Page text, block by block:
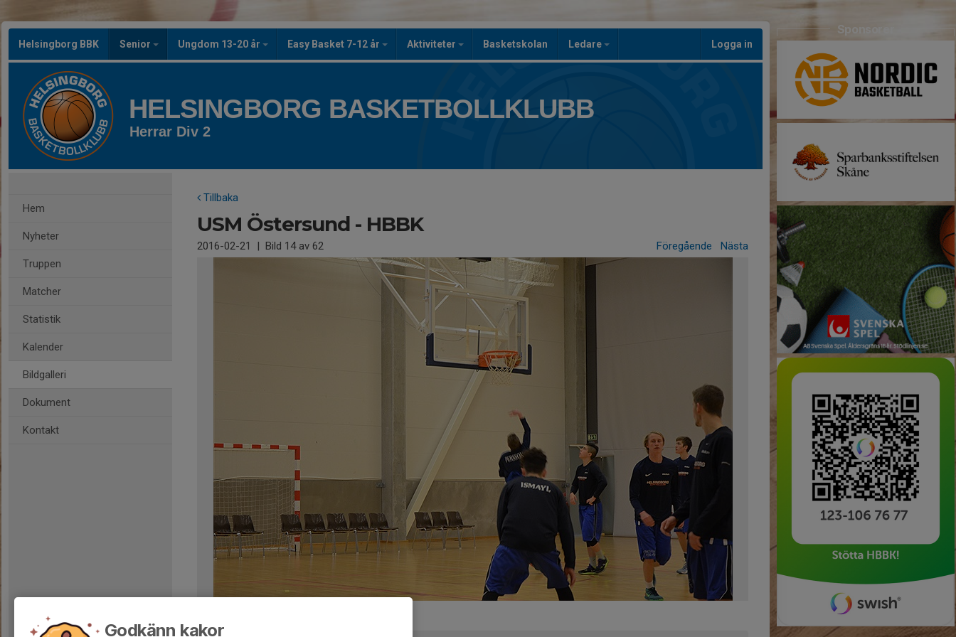
Helsingborg BBK Senior Ungdom 13-20 år Easy Basket 7-12 år Aktiviteter Basketskolan Ledare Logga in
HELSINGBORG BASKETBOLLKLUBB
Herrar Div 2
Hem
Nyheter
Truppen
Matcher
Statistik
Kalender
Bildgalleri
Dokument
Kontakt
Tillbaka
USM Östersund - HBBK
2016-02-21 | Bild 14av 62 Föregående Nästa
Kommentarer
Sponsorer
Godkänn kakor